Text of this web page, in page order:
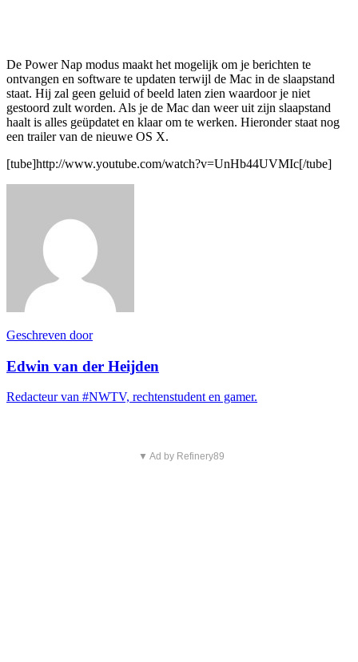
De Power Nap modus maakt het mogelijk om je berichten te
ontvangen en software te updaten terwijl de Mac in de slaapstand
staat. Hij zal geen geluid of beeld laten zien waardoor je niet
gestoord zult worden. Als je de Mac dan weer uit zijn slaapstand
haalt is alles geüpdatet en klaar om te werken. Hieronder staat nog
een trailer van de nieuwe OS X.
[tube]http://www.youtube.com/watch?v=UnHb44UVMIc[/tube]
Geschreven door
Edwin van der Heijden
Redacteur van #NWTV, rechtenstudent en gamer.
▼ Ad by Refinery89